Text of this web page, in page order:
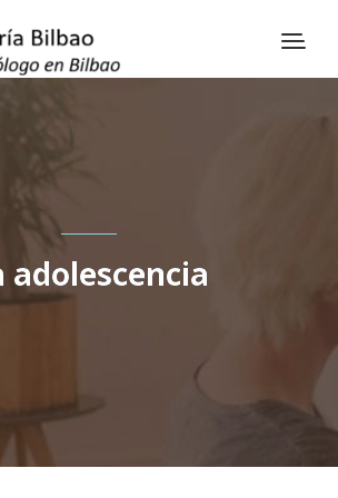
adolescencia